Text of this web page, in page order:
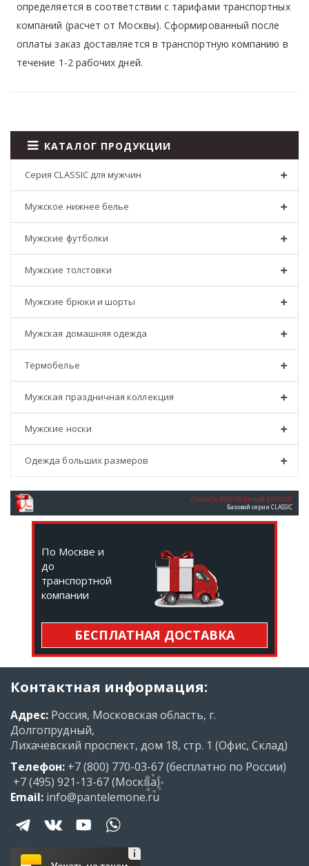
определяется в соответствии с тарифами транспортных
компаний (расчет от Москвы). Сформированный после
оплаты заказ доставляется в транспортную компанию в
течение 1-2 рабочих дней.
КАТАЛОГ ПРОДУКЦИИ
Серия CLASSIC для мужчин
Мужское нижнее белье
Мужские футболки
Мужские толстовки
Мужские брюки и шорты
Мужская домашняя одежда
Термобелье
Мужская праздничная коллекция
Мужские носки
Одежда больших размеров
СКАЧАТЬ ЭЛЕКТРОННЫЙ КАТАЛОГ
Базовой серии CLASSIC
По Москве и
до
транспортной
компании
БЕСПЛАТНАЯ ДОСТАВКА
Контактная информация:
Адрес: Россия, Московская область, г.
Долгопрудный,
Лихачевский проспект, дом 18, стр. 1 (Офис, Склад)
Телефон: +7 (800) 770-03-67(бесплатно по России)
+7 (495) 921-13-67(Москва)
Email: info@pantelemone.ru